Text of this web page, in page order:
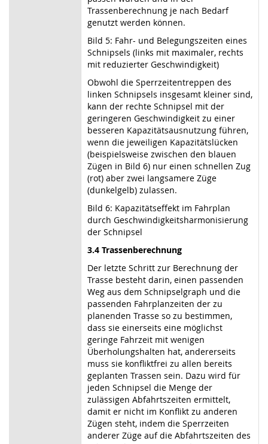
Trassenberechnung je nach Bedarf
genutzt werden können.
Bild 5: Fahr- und Belegungszeiten eines
Schnipsels (links mit maximaler, rechts
mit reduzierter Geschwindigkeit)
Obwohl die Sperrzeitentreppen des
linken Schnipsels insgesamt kleiner sind,
kann der rechte Schnipsel mit der
geringeren Geschwindigkeit zu einer
besseren Kapazitätsausnutzung führen,
wenn die jeweiligen Kapazitätslücken
(beispielsweise zwischen den blauen
Zügen in Bild 6) nur einen schnellen Zug
(rot) aber zwei langsamere Züge
(dunkelgelb) zulassen.
Bild 6: Kapazitätseffekt im Fahrplan
durch Geschwindigkeitsharmonisierung
der Schnipsel
3.4 Trassenberechnung
Der letzte Schritt zur Berechnung der
Trasse besteht darin, einen passenden
Weg aus dem Schnipselgraph und die
passenden Fahrplanzeiten der zu
planenden Trasse so zu bestimmen,
dass sie einerseits eine möglichst
geringe Fahrzeit mit wenigen
Überholungshalten hat, andererseits
muss sie konfliktfrei zu allen bereits
geplanten Trassen sein. Dazu wird für
jeden Schnipsel die Menge der
zulässigen Abfahrtszeiten ermittelt,
damit er nicht im Konflikt zu anderen
Zügen steht, indem die Sperrzeiten
anderer Züge auf die Abfahrtszeiten des